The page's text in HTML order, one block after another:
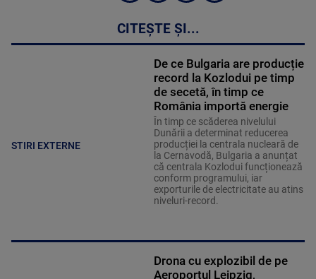
CITEȘTE ȘI...
STIRI EXTERNE
De ce Bulgaria are producție
record la Kozlodui pe timp
de secetă, în timp ce
România importă energie
În timp ce scăderea nivelului
Dunării a determinat reducerea
producției la centrala nucleară de
la Cernavodă, Bulgaria a anunțat
că centrala Kozlodui funcționează
conform programului, iar
exporturile de electricitate au atins
niveluri-record.
Drona cu explozibil de pe
Aeroportul Leipzig,